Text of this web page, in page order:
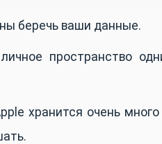
беречь ваши данные.
пространство
хранится очень